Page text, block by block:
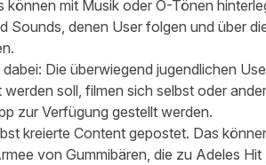
können mit Musik oder O-Tönen
Sounds, denen User folgen und über
Die überwiegend jugendlichen
soll, filmen sich selbst oder
zur Verfügung gestellt werden.
kreierte Content gepostet. Das
von Gummibären, die zu Adeles Hit